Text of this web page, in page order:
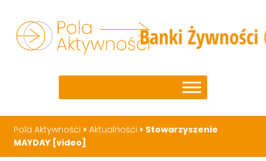
Pola Aktywności >Aktualności > Stowarzyszenie
MAYDAY [video]